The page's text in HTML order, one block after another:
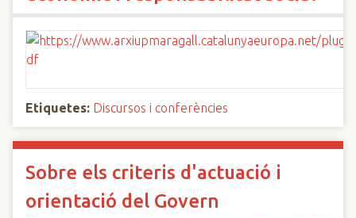
Etiquetes: Discursos i conferències
Sobre els criteris d'actuació i
orientació del Govern